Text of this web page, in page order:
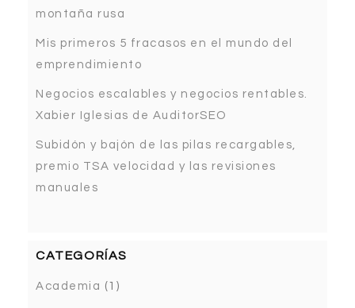
montaña rusa
Mis primeros 5 fracasos en el mundo del
emprendimiento
Negocios escalables y negocios rentables.
Xabier Iglesias de AuditorSEO
Subidón y bajón de las pilas recargables,
premio TSA velocidad y las revisiones
manuales
CATEGORÍAS
Academia (1)